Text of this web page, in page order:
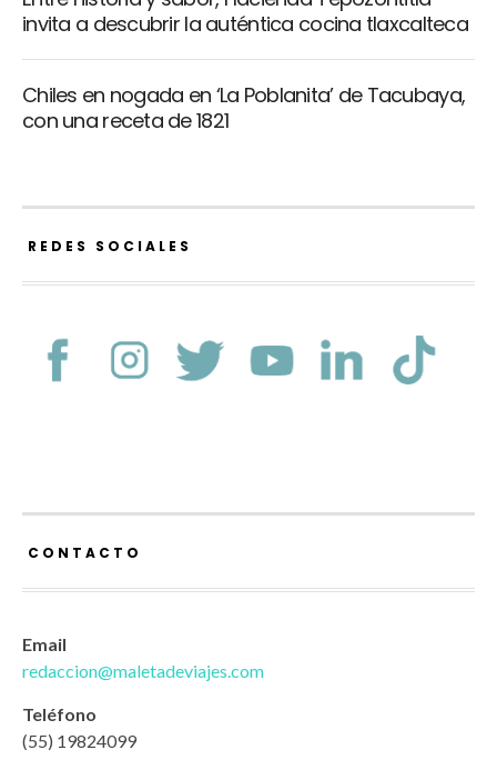
invita a descubrir la auténtica cocina tlaxcalteca
Chiles en nogada en ‘La Poblanita’ de Tacubaya,
con una receta de 1821
REDES SOCIALES
CONTACTO
Email
redaccion@maletadeviajes.com
Teléfono
(55) 19824099